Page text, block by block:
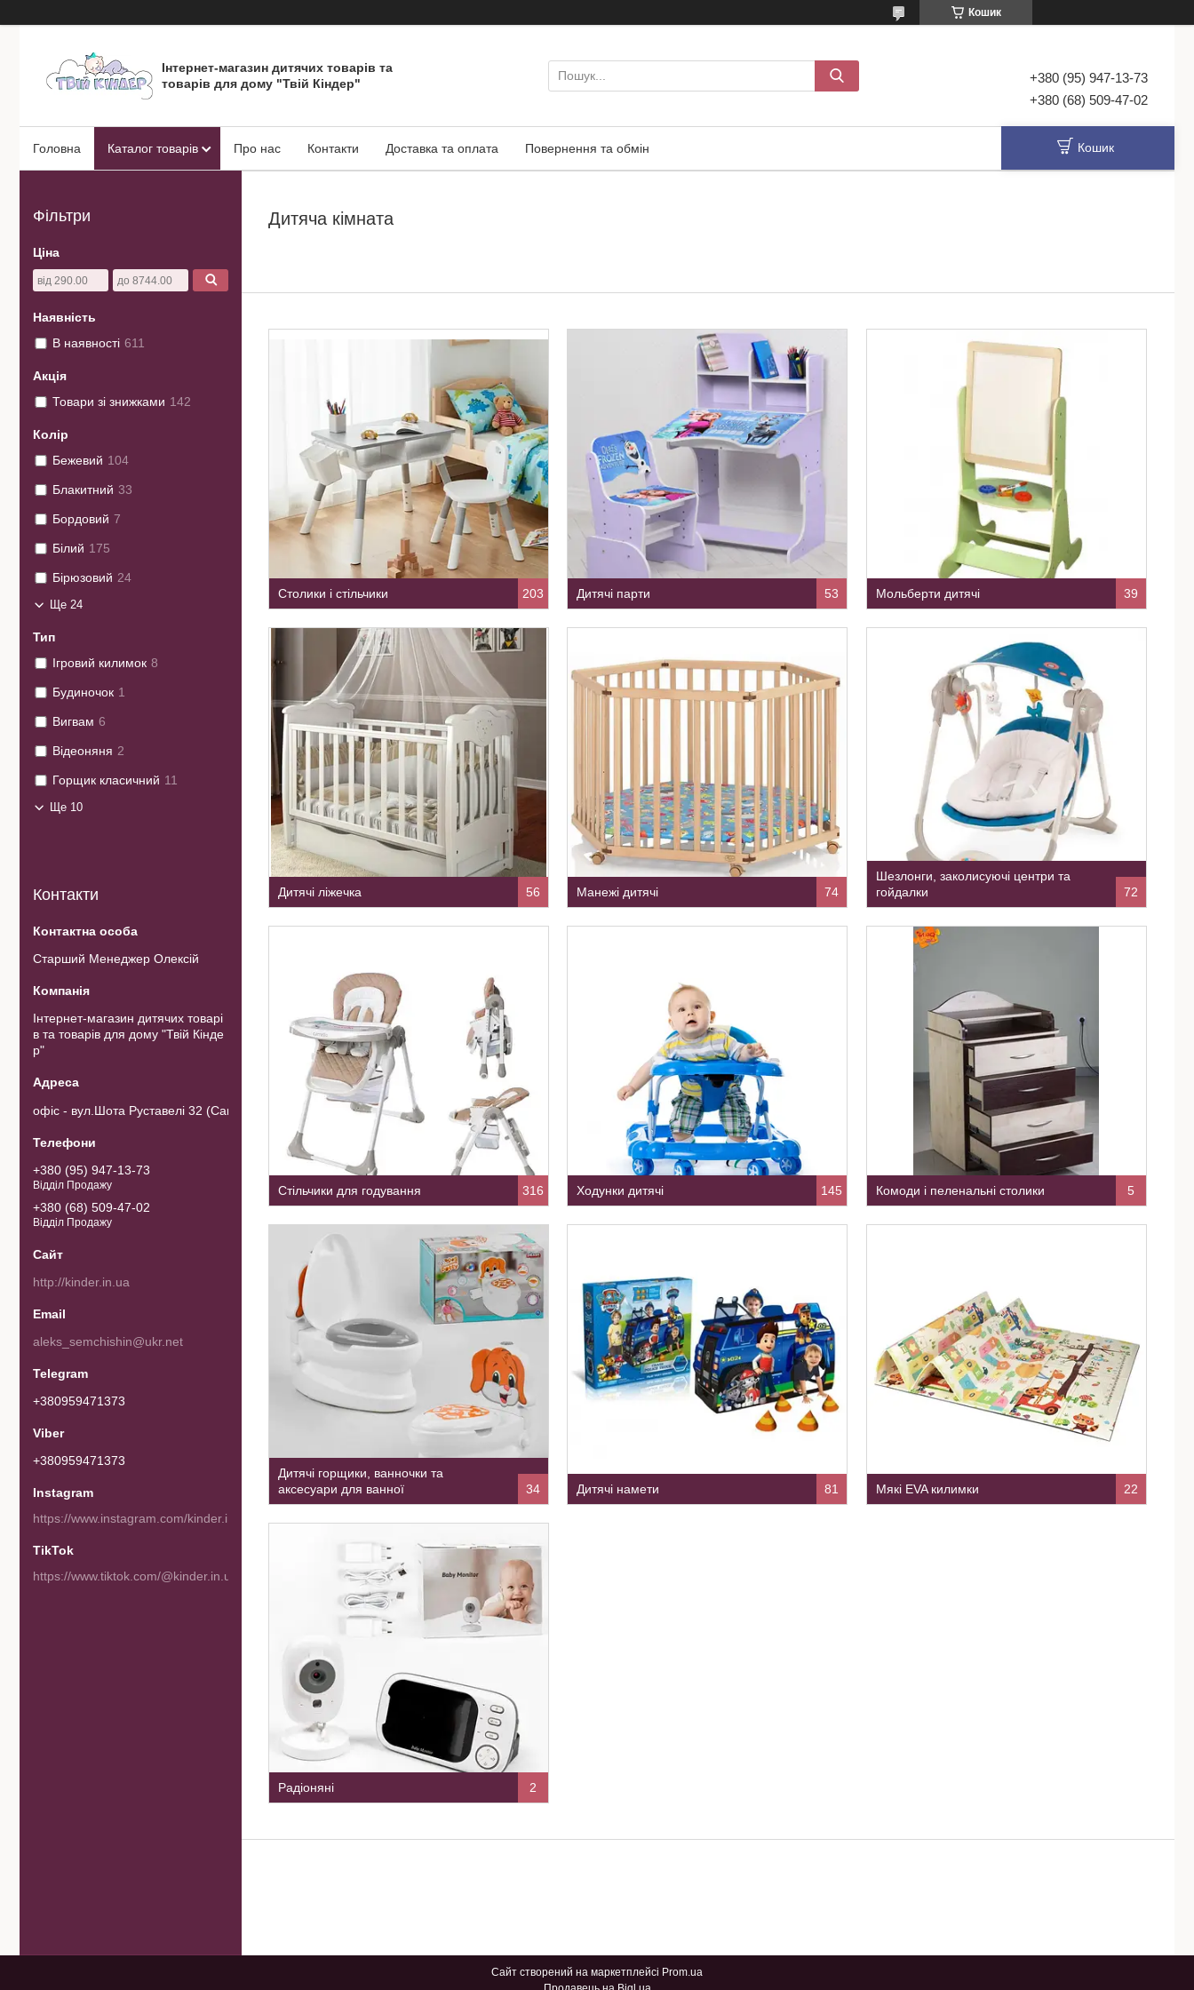
Кошик
Інтернет-магазин дитячих товарів та
товарів для дому "Твій Кіндер"
+380 (95) 947-13-73
+380 (68) 509-47-02
Головна Каталог товарів Про нас Контакти Доставка та оплата Повернення та обмін Кошик
Дитяча кімната
Столики і стільчики 203 Дитячі парти 53 Мольберти дитячі 39
Дитячі ліжечка 56 Манежі дитячі 74
Шезлонги, заколисуючі центри та
гойдалки
72
Стільчики для годування 316 Ходунки дитячі 145 Комоди і пеленальні столики 5
Дитячі горщики, ванночки та
аксесуари для ванної
34 Дитячі намети 81 Мякі EVA килимки 22
Радіоняні 2
Фільтри
Ціна
Наявність
В наявності 611
Акція
Товари зі знижками 142
Колір
Бежевий 104
Блакитний 33
Бордовий 7
Білий 175
Бірюзовий 24
Ще 24
Тип
Ігровий килимок 8
Будиночок 1
Вигвам 6
Відеоняня 2
Горщик класичний 11
Ще 10
Контакти
Старший Менеджер Олексій
Інтернет-магазин дитячих товарі
в та товарів для дому "Твій Кінде
р"
офіс - вул.Шота Руставелі 32 (Самовивозу товару немає). 01033 індекс, Київ, Україна
+380 (95) 947-13-73
Відділ Продажу
+380 (68) 509-47-02
Відділ Продажу
http://kinder.in.ua
aleks_semchishin@ukr.net
+380959471373
+380959471373
Instagram
https://www.instagram.com/kinder.in.ua/
TikTok
https://www.tiktok.com/@kinder.in.ua
Сайт створений на маркетплейсі Prom.ua